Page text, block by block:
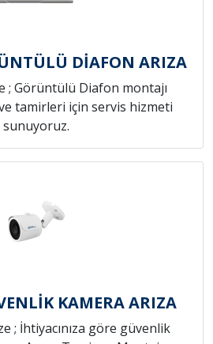
DİAFON ARIZA
; Görüntülü Diafon montajı
tamirleri için servis hizmeti
sunuyoruz.
KAMERA ARIZA
; İhtiyacınıza göre güvenlik